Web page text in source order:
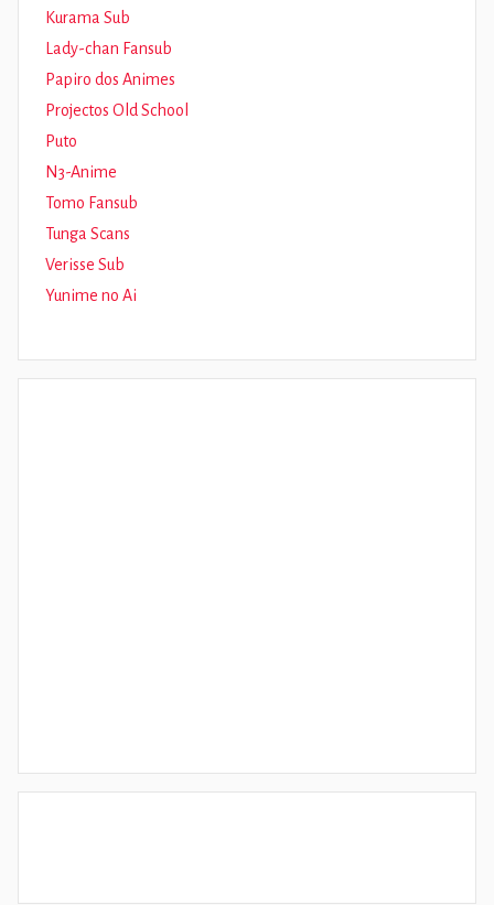
Kurama Sub
Lady-chan Fansub
Papiro dos Animes
Projectos Old School
Puto
N3-Anime
Tomo Fansub
Tunga Scans
Verisse Sub
Yunime no Ai